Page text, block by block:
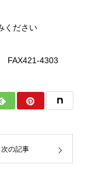
ください
4303
次の記事